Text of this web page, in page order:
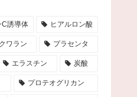
C誘導体 ヒアルロン酸
ワラン プラセンタ
エラスチン 炭酸
プロテオグリカン